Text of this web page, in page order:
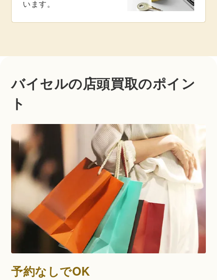
います。
バイセルの店頭買取のポイン
ト
予約なしでOK